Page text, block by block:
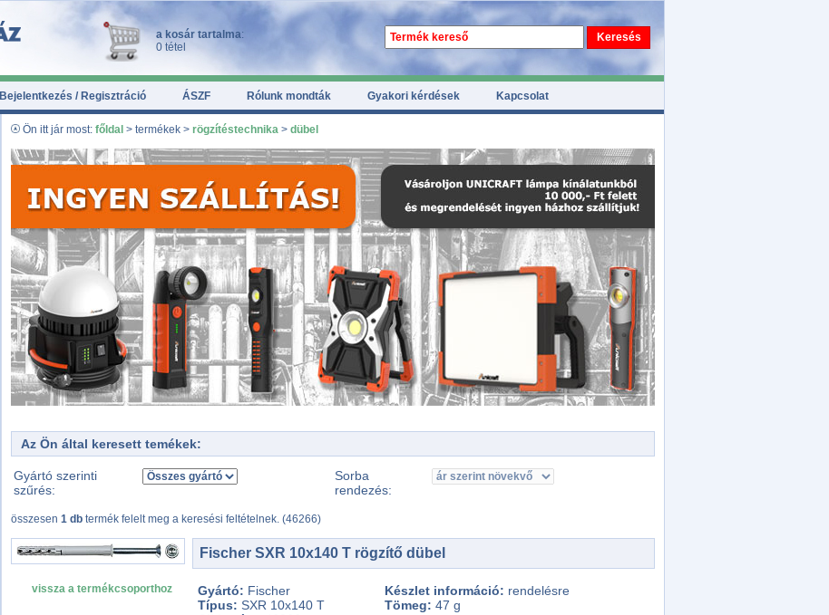
a kosár tartalma:
0 tétel
Bejelentkezés / Regisztráció ÁSZF Rólunk mondták Gyakori kérdések Kapcsolat
Ön itt jár most: főldal > termékek > rögzítéstechnika > dübel
Az Ön által keresett temékek:
Gyártó szerinti
szűrés:
Sorba
rendezés:
összesen 1 db termék felelt meg a keresési feltételnek. (46266)
vissza a termékcsoporthoz
Fischer SXR 10x140 T rögzítő dübel
Gyártó: Fischer
Típus: SXR 10x140 T
Készlet információ: rendelésre
Tömeg: 47 g